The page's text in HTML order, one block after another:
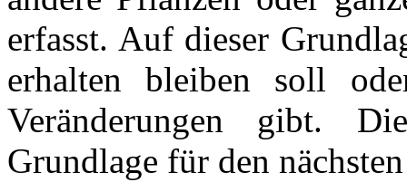
erfasst. Auf dieser
erhalten bleiben soll
Veränderungen gibt.
Grundlage für den